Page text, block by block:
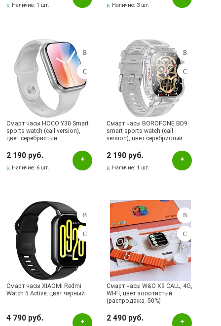
Наличие: 1 шт. Наличие: 3 шт.
Смарт часы HOCO Y30 Smart
sports watch (call version),
цвет серебристый
2 190 руб.
Наличие: 6 шт.
Смарт часы BOROFONE BD9
smart sports watch (call
version), цвет серебристый
2 190 руб.
Наличие: 1 шт.
Смарт часы XIAOMI Redmi
Watch 5 Active, цвет черный
4 790 руб.
Смарт часы W&O X9 CALL, 4G,
WI-FI, цвет золотистый
(распродажа -50%)
2 490 руб.